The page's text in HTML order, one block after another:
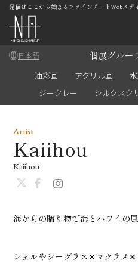
発信はここから始まるファインアートWebメデ
日本語 個展グルー
油彩画 アクリル画
ジークレー
シルクスク
海からの贈り物で海とハワイの
シェルやシーグラス‪✕‬マクラメ‪✕‬
Artist
Kaiihou
Kaiihou